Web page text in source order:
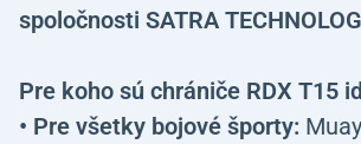
spoločnosti SATRA
Pre koho sú chrániče RDX T15
• Pre všetky bojové športy: